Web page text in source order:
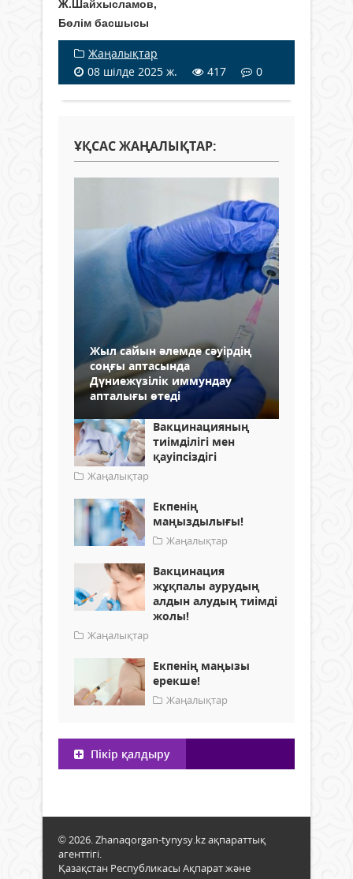
Ж.Шайхысламов,
Бөлім басшысы
Жаңалықтар
08 шілде 2025 ж.
417 0
ҰҚСАС ЖАҢАЛЫҚТАР:
Жыл сайын әлемде сәуірдің
соңғы аптасында
Дүниежүзілік иммундау
апталығы өтеді
Вакцинацияның
тиімділігі мен
қауіпсіздігі
Жаңалықтар
Екпенің
маңыздылығы!
Жаңалықтар
Вакцинация
жұқпалы аурудың
алдын алудың тиімді
жолы!
Жаңалықтар
Екпенің маңызы
ерекше!
Жаңалықтар
Пікір қалдыру
© 2026. Zhanaqorgan-tynysy.kz ақпараттық
агенттігі.
Қазақстан Республикасы Ақпарат және